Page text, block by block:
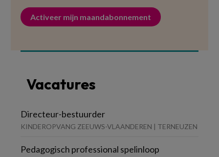
Activeer mijn maandabonnement
Vacatures
Directeur-bestuurder
KINDEROPVANG ZEEUWS-VLAANDEREN | TERNEUZEN
Pedagogisch professional spelinloop